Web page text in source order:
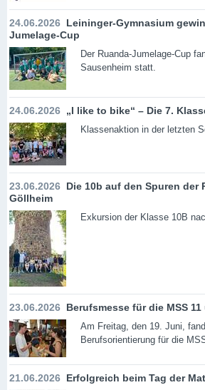
24.06.2026 Leininger-Gymnasium
Jumelage-Cup
Der Ruanda-Jumelage-Cup
Sausenheim statt.
24.06.2026 „I like to bike“ – Die 7.
Klassenaktion in der letzten
23.06.2026 Die 10b auf den Spuren der
Göllheim
Exkursion der Klasse 10B
23.06.2026 Berufsmesse für die MSS 11
Am Freitag, den 19. Juni,
Berufsorientierung für die
21.06.2026 Erfolgreich beim Tag der